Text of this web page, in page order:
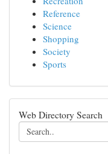
Reference
Science
Shopping
Society
Sports
Web Directory Search